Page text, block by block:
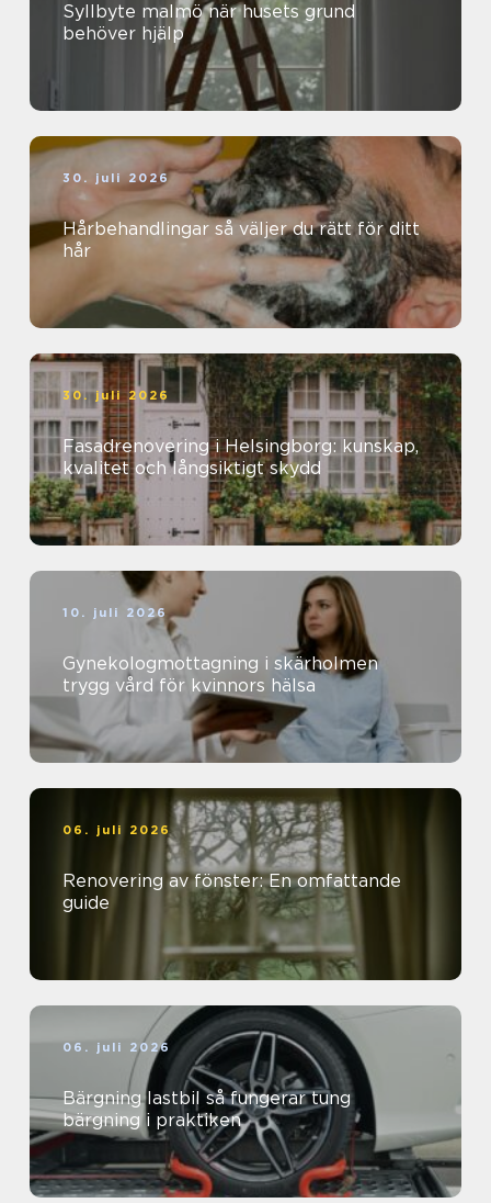
Syllbyte malmö när husets grund
behöver hjälp
30. juli 2026
Hårbehandlingar så väljer du rätt för ditt
hår
30. juli 2026
Fasadrenovering i Helsingborg: kunskap,
kvalitet och långsiktigt skydd
10. juli 2026
Gynekologmottagning i skärholmen
trygg vård för kvinnors hälsa
06. juli 2026
Renovering av fönster: En omfattande
guide
06. juli 2026
Bärgning lastbil så fungerar tung
bärgning i praktiken